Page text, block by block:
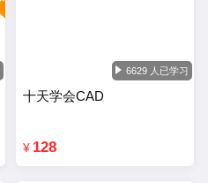
6629 人已学习
十天学会CAD
¥ 128